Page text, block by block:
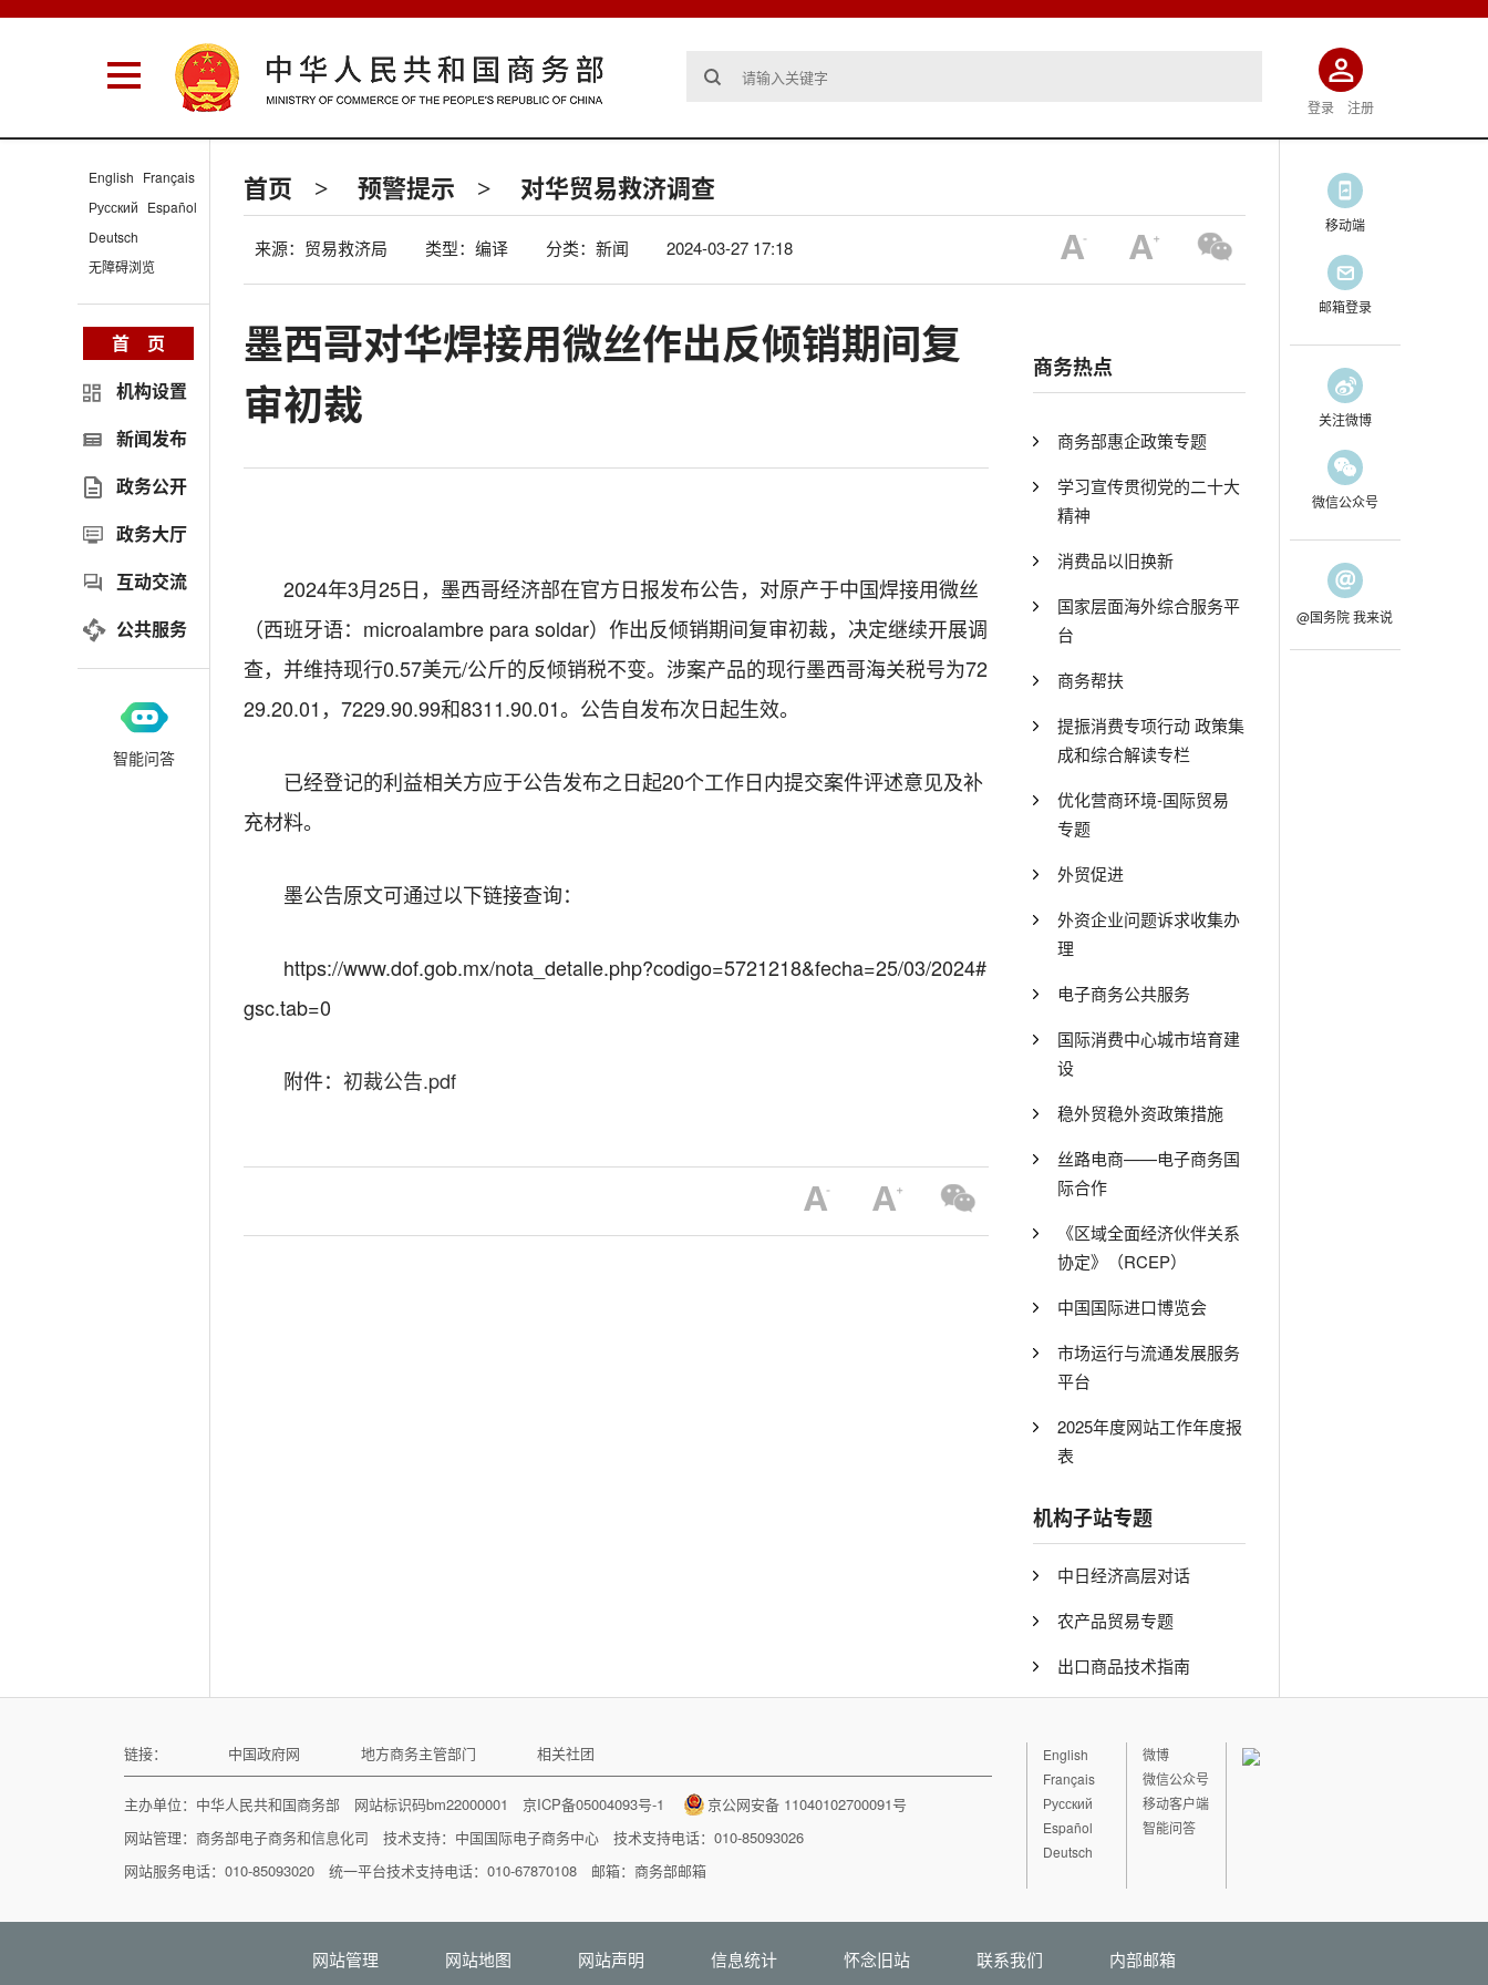
登录 注册
首页 > 预警提示 > 对华贸易救济调查
来源：贸易救济局 类型：编译 分类：新闻 2024-03-27 17:18
墨西哥对华焊接用微丝作出反倾销期间复
审初裁
2024年3月25日，墨西哥经济部在官方日报发布公告，对原产于中国焊接用微丝
（西班牙语：microalambre para soldar）作出反倾销期间复审初裁，决定继续开展调
查，并维持现行0.57美元/公斤的反倾销税不变。涉案产品的现行墨西哥海关税号为72
29.20.01，7229.90.99和8311.90.01。公告自发布次日起生效。
已经登记的利益相关方应于公告发布之日起20个工作日内提交案件评述意见及补
充材料。
墨公告原文可通过以下链接查询：
https://www.dof.gob.mx/nota_detalle.php?codigo=5721218&fecha=25/03/2024#
gsc.tab=0
附件： 初裁公告.pdf
商务热点
商务部惠企政策专题
学习宣传贯彻党的二十大
精神
消费品以旧换新
国家层面海外综合服务平
台
商务帮扶
提振消费专项行动 政策集
成和综合解读专栏
优化营商环境-国际贸易
专题
外贸促进
外资企业问题诉求收集办
理
电子商务公共服务
国际消费中心城市培育建
设
稳外贸稳外资政策措施
丝路电商——电子商务国
际合作
《区域全面经济伙伴关系
协定》（RCEP）
中国国际进口博览会
市场运行与流通发展服务
平台
2025年度网站工作年度报
表
机构子站专题
中日经济高层对话
农产品贸易专题
出口商品技术指南
English Français
Русский Español
Deutsch
无障碍浏览
首 页
机构设置
新闻发布
政务公开
政务大厅
互动交流
公共服务
智能问答
移动端
邮箱登录
关注微博
微信公众号
@国务院 我来说
链接： 中国政府网 地方商务主管部门 相关社团
主办单位：中华人民共和国商务部 网站标识码bm22000001京ICP备05004093号-1
京公网安备 11040102700091号
网站管理：商务部电子商务和信息化司 技术支持： 中国国际电子商务中心 技术支持电话：010-85093026
网站服务电话：010-85093020 统一平台技术支持电话：010-67870108 邮箱：商务部邮箱
English
Français
Русский
Español
Deutsch
微博
微信公众号
移动客户端
智能问答
网站管理 网站地图 网站声明 信息统计 怀念旧站 联系我们 内部邮箱